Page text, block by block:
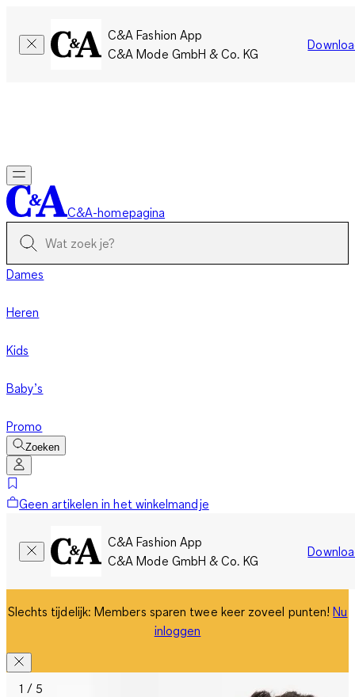
C&A Fashion App
C&A Mode GmbH & Co. KG
C&A-homepagina
Dames
Heren
Kids
Baby’s
Promo
Zoeken
Geen artikelen in het winkelmandje
C&A Fashion App
C&A Mode GmbH & Co. KG
Slechts tijdelijk: Members sparen twee keer zoveel punten!Nu
inloggen
1 / 5